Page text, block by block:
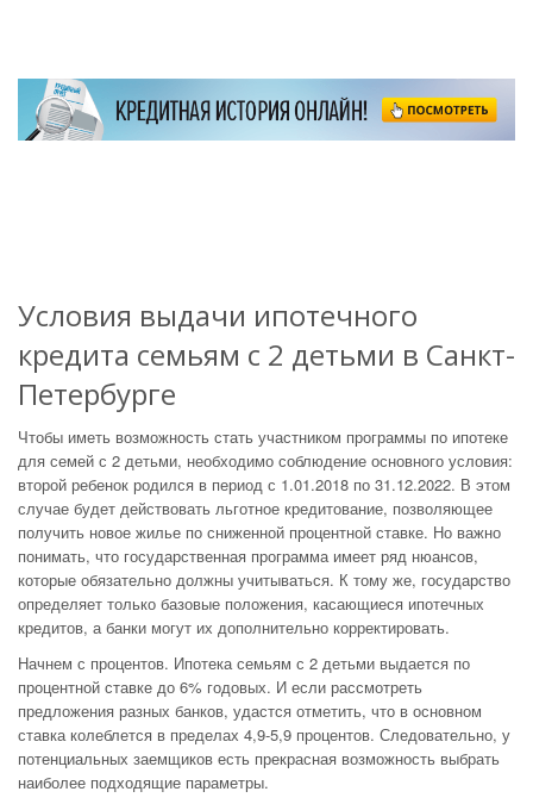
Условия выдачи ипотечного
кредита семьям с 2 детьми в Санкт-
Петербурге
Чтобы иметь возможность стать участником программы по ипотеке
для семей с 2 детьми, необходимо соблюдение основного условия:
второй ребенок родился в период с 1.01.2018 по 31.12.2022. В этом
случае будет действовать льготное кредитование, позволяющее
получить новое жилье по сниженной процентной ставке. Но важно
понимать, что государственная программа имеет ряд нюансов,
которые обязательно должны учитываться. К тому же, государство
определяет только базовые положения, касающиеся ипотечных
кредитов, а банки могут их дополнительно корректировать.
Начнем с процентов. Ипотека семьям с 2 детьми выдается по
процентной ставке до 6% годовых. И если рассмотреть
предложения разных банков, удастся отметить, что в основном
ставка колеблется в пределах 4,9-5,9 процентов. Следовательно, у
потенциальных заемщиков есть прекрасная возможность выбрать
наиболее подходящие параметры.